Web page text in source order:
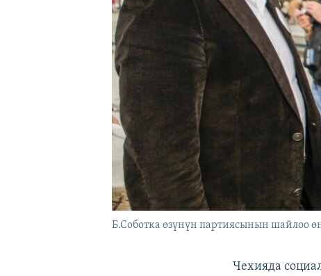
Б.Соботка өзүнүн партиясынын шайлоо
Чехияда